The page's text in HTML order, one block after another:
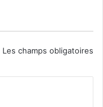
Les champs obligatoires